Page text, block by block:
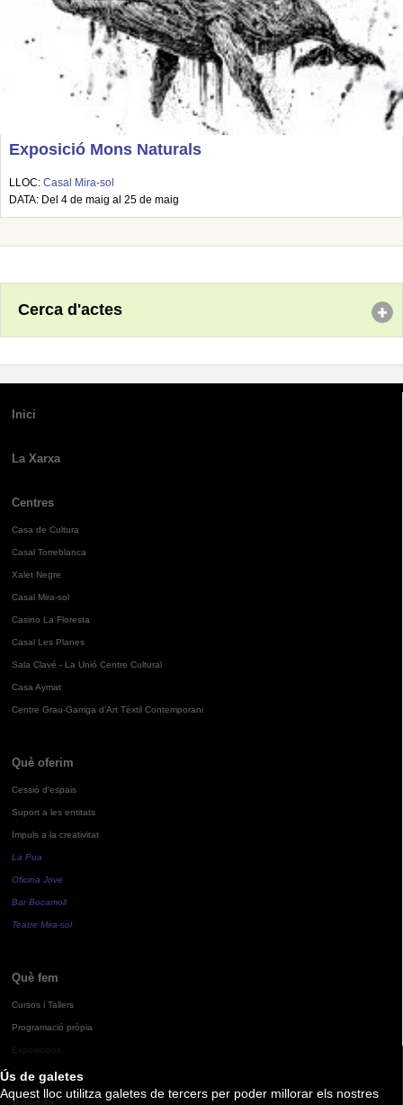
Ús de galetes
Aquest lloc utilitza galetes de tercers per poder millorar els nostres
Exposició Mons Naturals
LLOC: Casal Mira-sol
DATA: Del 4 de maig al 25 de maig
Cerca d'actes
Inici
La Xarxa
Centres
Casa de Cultura
Casal Torreblanca
Xalet Negre
Casal Mira-sol
Casino La Floresta
Casal Les Planes
Sala Clavé - La Unió Centre Cultural
Casa Aymat
Centre Grau-Garriga d'Art Tèxtil Contemporani
Què oferim
Cessió d'espais
Suport a les entitats
Impuls a la creativitat
La Pua
Oficina Jove
Bar Bocamoll
Teatre Mira-sol
Què fem
Cursos i Tallers
Programació pròpia